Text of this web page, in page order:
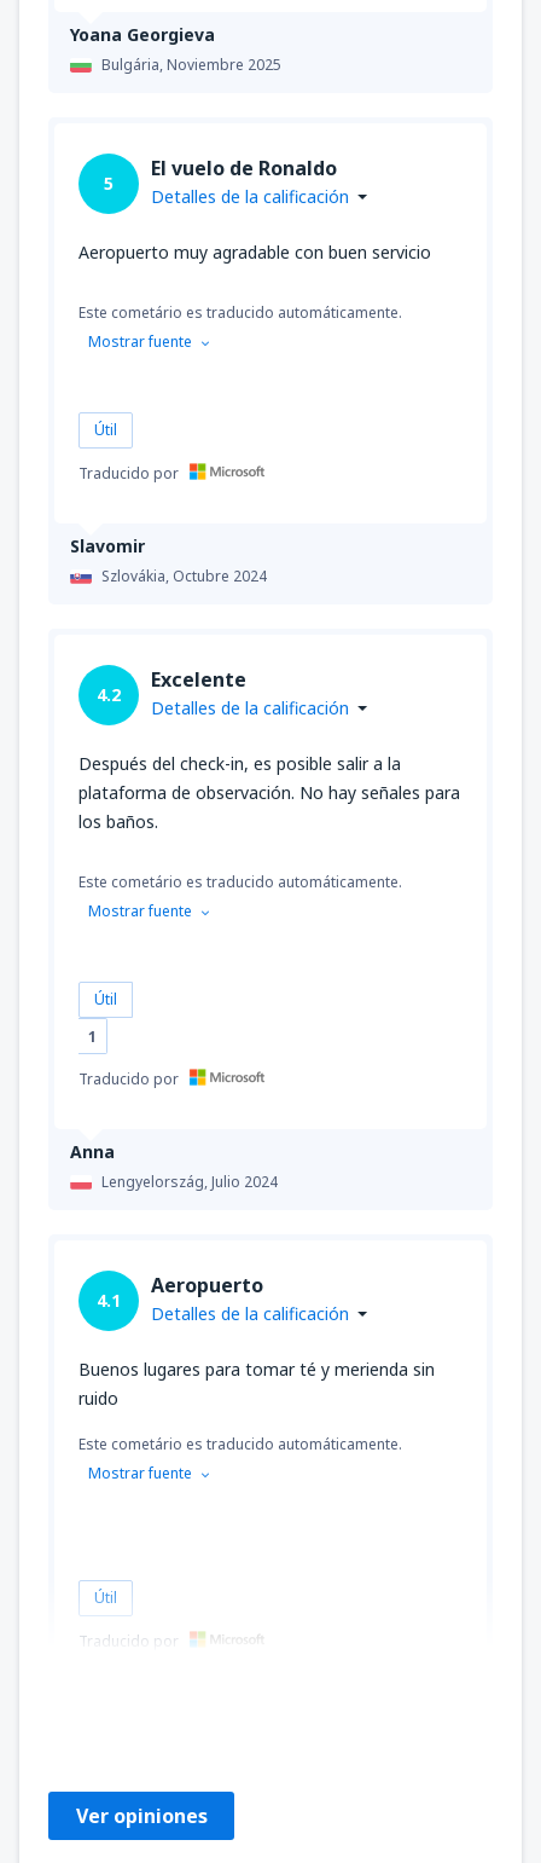
Yoana Georgieva
Bulgária,Noviembre 2025
Slavomir
Szlovákia, Octubre 2024
5
El vuelo de Ronaldo
Detalles de la calificación
Aeropuerto muy agradable con buen servicio
Este cometário es traducido automáticamente.
Mostrar fuente
Útil
Traducido por
Anna
Lengyelország,Julio 2024
4.2
Excelente
Detalles de la calificación
Después del check-in, es posible salir a la
plataforma de observación. No hay señales para
los baños.
Este cometário es traducido automáticamente.
Mostrar fuente
Útil
1
Traducido por
4.1
Aeropuerto
Detalles de la calificación
Buenos lugares para tomar té y merienda sin
ruido
Este cometário es traducido automáticamente.
Mostrar fuente
Útil
Traducido por
Ver opiniones